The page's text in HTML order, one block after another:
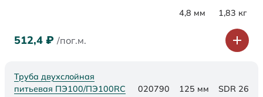
4,8 мм 1,83 кг
512,4 ₽ /пог.м.
Труба двухслойная
питьевая ПЭ100/ПЭ100RC
020790 125 мм SDR 26